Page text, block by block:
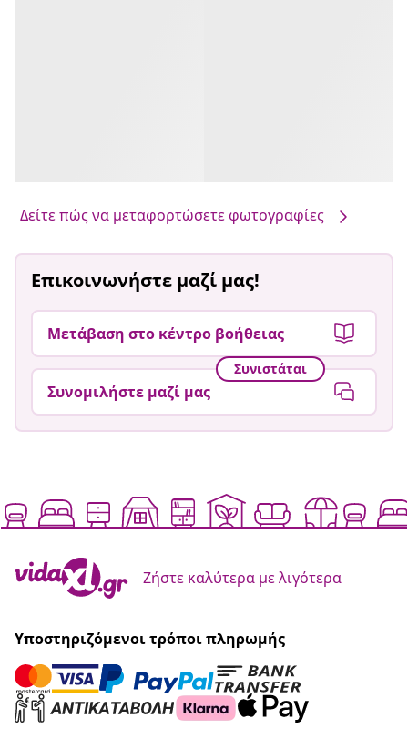
Δείτε πώς να μεταφορτώσετε φωτογραφίες
Επικοινωνήστε μαζί μας!
Μετάβαση στο κέντρο βοήθειας
Συνιστάται
Συνομιλήστε μαζί μας
Ζήστε καλύτερα με λιγότερα
Υποστηριζόμενοι τρόποι πληρωμής